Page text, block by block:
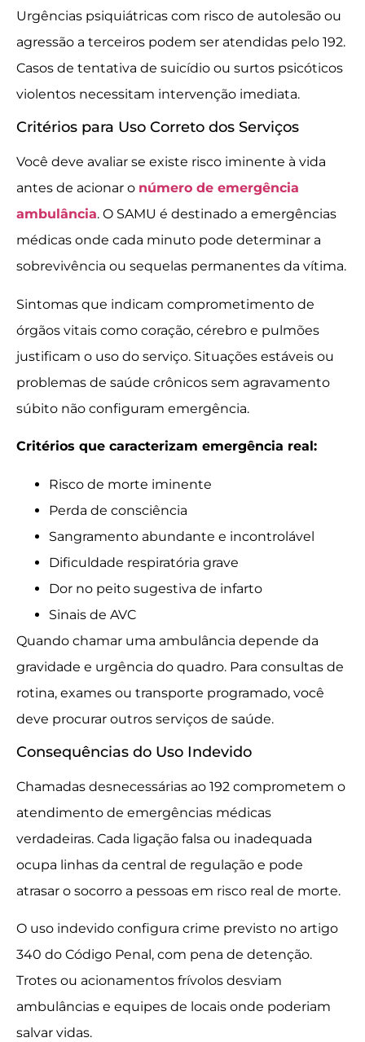
Urgências psiquiátricas com risco de autolesão ou
agressão a terceiros podem ser atendidas pelo 192.
Casos de tentativa de suicídio ou surtos psicóticos
violentos necessitam intervenção imediata.
Critérios para Uso Correto dos Serviços
Você deve avaliar se existe risco iminente à vida
antes de acionar o número de emergência
ambulância. O SAMU é destinado a emergências
médicas onde cada minuto pode determinar a
sobrevivência ou sequelas permanentes da vítima.
Sintomas que indicam comprometimento de
órgãos vitais como coração, cérebro e pulmões
justificam o uso do serviço. Situações estáveis ou
problemas de saúde crônicos sem agravamento
súbito não configuram emergência.
Critérios que caracterizam emergência real:
Risco de morte iminente
Perda de consciência
Sangramento abundante e incontrolável
Dificuldade respiratória grave
Dor no peito sugestiva de infarto
Sinais de AVC
Quando chamar uma ambulância depende da
gravidade e urgência do quadro. Para consultas de
rotina, exames ou transporte programado, você
deve procurar outros serviços de saúde.
Consequências do Uso Indevido
Chamadas desnecessárias ao 192 comprometem o
atendimento de emergências médicas
verdadeiras. Cada ligação falsa ou inadequada
ocupa linhas da central de regulação e pode
atrasar o socorro a pessoas em risco real de morte.
O uso indevido configura crime previsto no artigo
340 do Código Penal, com pena de detenção.
Trotes ou acionamentos frívolos desviam
ambulâncias e equipes de locais onde poderiam
salvar vidas.